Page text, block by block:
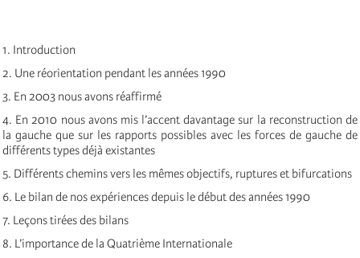
1. Introduction
2. Une réorientation pendant les années 1990
3. En 2003 nous avons réaffirmé
4. En 2010 nous avons mis l’accent davantage sur la reconstruction de
la gauche que sur les rapports possibles avec les forces de gauche de
différents types déjà existantes
5. Différents chemins vers les mêmes objectifs, ruptures et bifurcations
6. Le bilan de nos expériences depuis le début des années 1990
7. Leçons tirées des bilans
8. L’importance de la Quatrième Internationale